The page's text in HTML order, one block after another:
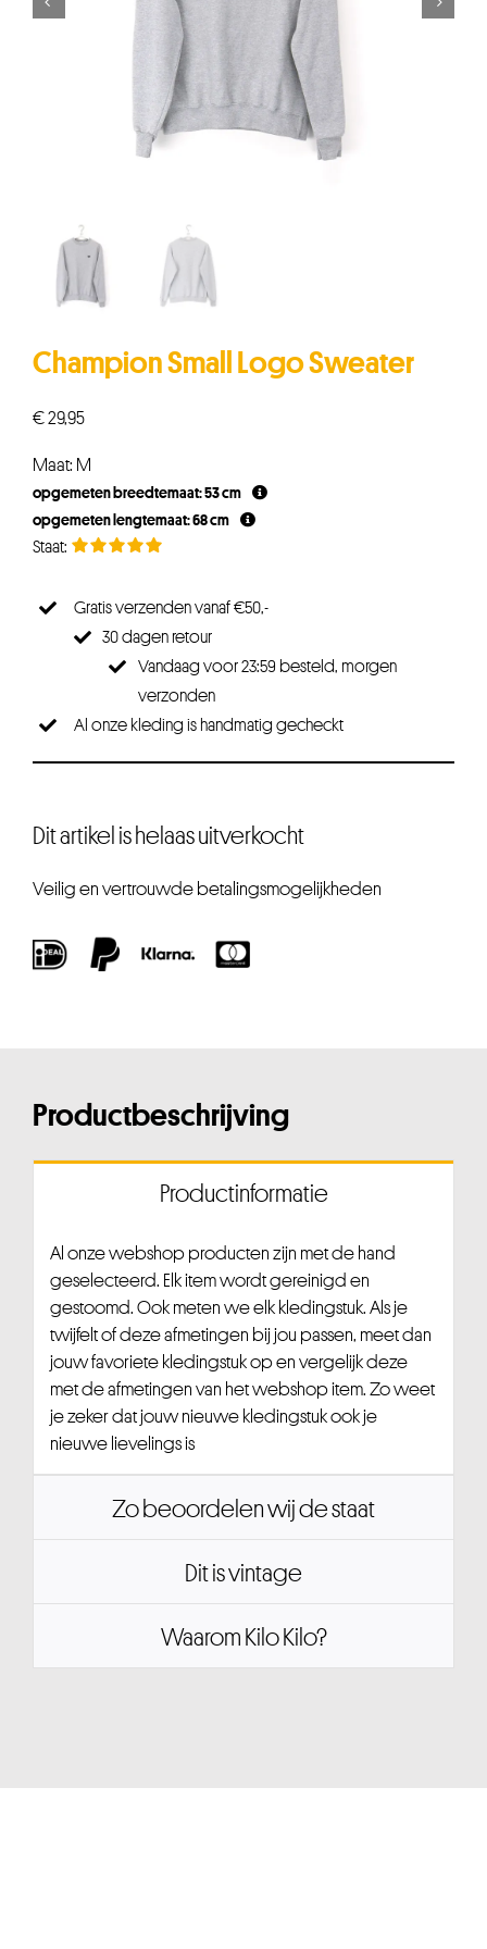
Champion Small Logo Sweater
€29,95
Maat: M
opgemeten breedtemaat: 53 cm
opgemeten lengtemaat: 68 cm
Gratis verzenden vanaf €50,-
30 dagen retour
Vandaag voor 23:59 besteld, morgen
verzonden
Al onze kleding is handmatig gecheckt
Dit artikel is helaas uitverkocht
Veilig en vertrouwde betalingsmogelijkheden
Productbeschrijving
Productinformatie
Al onze webshop producten zijn met de hand
geselecteerd. Elk item wordt gereinigd en
gestoomd. Ook meten we elk kledingstuk. Als je
twijfelt of deze afmetingen bij jou passen, meet dan
jouw favoriete kledingstuk op en vergelijk deze
met de afmetingen van het webshop item. Zo weet
je zeker dat jouw nieuwe kledingstuk ook je
nieuwe lievelings is
Zo beoordelen wij de staat
Dit is vintage
Waarom Kilo Kilo?